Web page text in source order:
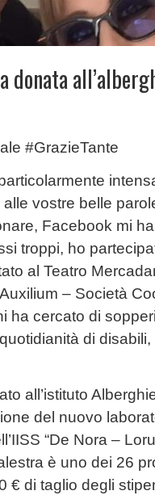
donata
#GrazieTante
vostre belle
Facebook mi
troppi, ho
al Teatro
– Società
ha cercato di
di
all’istituto
del nuovo
“De Nora –
è uno dei 26
€ di taglio degli